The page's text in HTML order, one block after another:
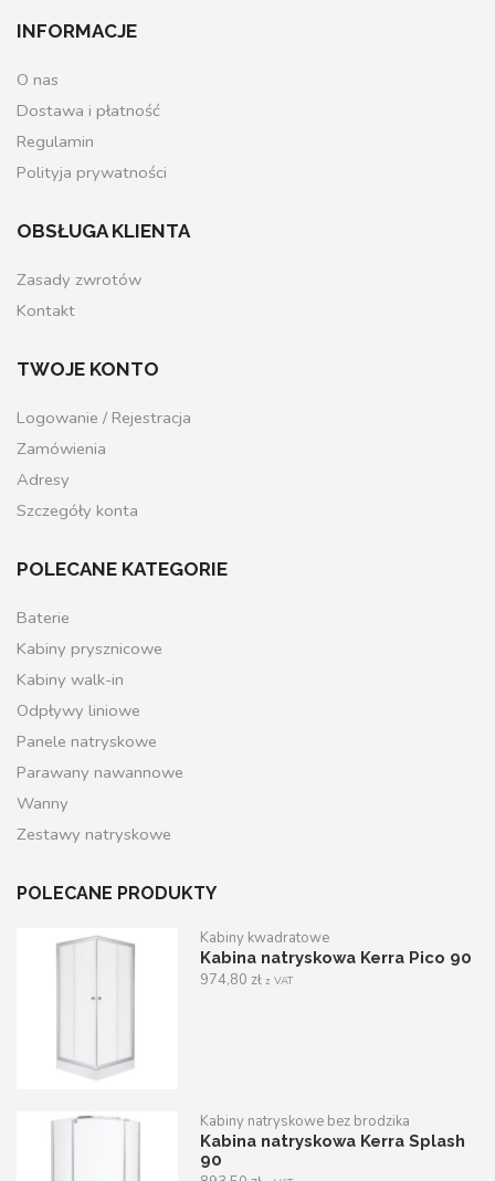
INFORMACJE
O nas
Dostawa i płatność
Regulamin
Polityja prywatności
OBSŁUGA KLIENTA
Zasady zwrotów
Kontakt
TWOJE KONTO
Logowanie / Rejestracja
Zamówienia
Adresy
Szczegóły konta
POLECANE KATEGORIE
Baterie
Kabiny prysznicowe
Kabiny walk-in
Odpływy liniowe
Panele natryskowe
Parawany nawannowe
Wanny
Zestawy natryskowe
POLECANE PRODUKTY
Kabiny kwadratowe
Kabina natryskowa Kerra Pico 90
974,80zł z VAT
Kabiny natryskowe bez brodzika
Kabina natryskowa Kerra Splash
90